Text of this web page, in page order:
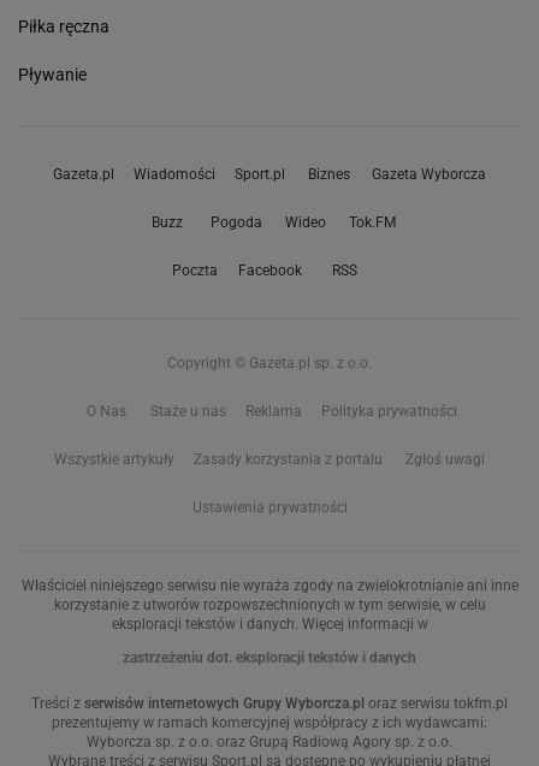
Piłka ręczna
Pływanie
Gazeta.pl Wiadomości Sport.pl Biznes Gazeta Wyborcza
Buzz Pogoda Wideo Tok.FM
Poczta Facebook RSS
Copyright © Gazeta.pl sp. z o.o.
O Nas Staże u nas Reklama Polityka prywatności
Wszystkie artykuły Zasady korzystania z portalu Zgłoś uwagi
Ustawienia prywatności
Właściciel niniejszego serwisu nie wyraża zgody na zwielokrotnianie ani inne
korzystanie z utworów rozpowszechnionych w tym serwisie, w celu
eksploracji tekstów i danych. Więcej informacji w
zastrzeżeniu dot. eksploracji tekstów i danych
Treści z serwisów internetowych Grupy Wyborcza.pl oraz serwisu tokfm.pl
prezentujemy w ramach komercyjnej współpracy z ich wydawcami:
Wyborcza sp. z o.o. oraz Grupą Radiową Agory sp. z o.o.
Wybrane treści z serwisu Sport.pl są dostępne po wykupieniu płatnej